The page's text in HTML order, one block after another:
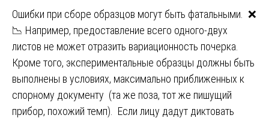
Ошибки при сборе образцов могут быть фатальными. ❌
📉 Например, предоставление всего одного-двух
листов не может отразить вариационность почерка.
Кроме того, экспериментальные образцы должны быть
выполнены в условиях, максимально приближенных к
спорному документу (та же поза, тот же пишущий
прибор, похожий темп). Если лицу дадут диктовать